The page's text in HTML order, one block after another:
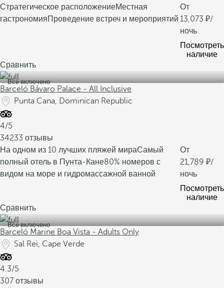
Стратегическое расположениеМестная
гастрономияПроведение встреч и мероприятий
От
13,073
/
ночь
Посмотреть
наличие
Сравнить
Все включено
Barceló Bávaro Palace - All Inclusive
Punta Cana, Dominican Republic
4/5
34233 отзывы
На одном из 10 лучших пляжей мираСамый
полный отель в Пунта-Кане80% номеров с
видом на море и гидромассажной ванной
От
21,789
/
ночь
Посмотреть
наличие
Сравнить
Все включено
Barceló Marine Boa Vista - Adults Only
Sal Rei, Cape Verde
4.3/5
307 отзывы